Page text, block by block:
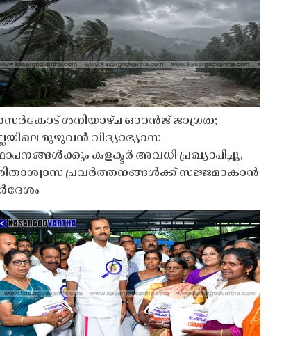
ശനിയാഴ്ച ഓറൻജ് ജാഗ്രത;
മുഴുവൻ വിദ്യാഭ്യാസ
കളക്ടർ അവധി പ്രഖ്യാപിച്ചു,
പ്രവർത്തനങ്ങൾക്ക് സജ്ജമാകാൻ